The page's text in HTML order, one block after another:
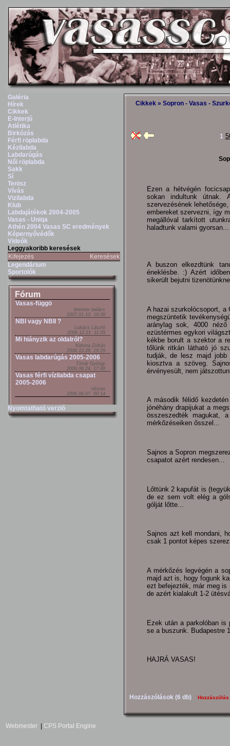
Galéria
Hírek
Cikkek
E-Interjú
Atlétika
Birkózás
Férfi röplabda
Kézilabda
Labdarúgás
Női röplabda
Sakk
Sí
Tenisz
Vívás
Vizilabda
Klub
Labdajátékok 2004-2005
Vasas - Uniqa
Athén 2004 Vasas SC eredmények
Képernyővédők
Videók
Leggyakoribb keresések
Kifejezés
Keresések
Legendárium
Sportolók
Fórum
Vasas-függö
brenner balázs
2007.01.10. 19:39
NBI vagy NBII ?
Lukács László
2006.12.21. 11:05
Mi hiányzik az oldalról?
Katona Zoltán
2006.10.28. 19:29
Vasas labdarúgás 2005-2006
Timár György
2006.06.24. 17:48
Vasas férfi vízilabda csapat
2005-2006
skizoo
2006.06.07. 00:14
Nyomtatható verzió
Cikkek » Sopron - Vasas -
1
Ezen a hétvégén
sokan indultunk útnak.
szervezésének
embereket szervezni, így
megállóval tarkított
haladtunk valami gyorsan...
A buszon elkezdtünk
éneklésbe. :) Azért
sikerült bejutni
A hazai szurkolócsoport,
megszüntetik
aránylag sok, 4000
ezüstérmes egykori
kékbe borult a szektor a
tőlünk ritkán látható jó
tudják, de lesz majd
kiosztva a szöveg.
érvényesült, nem
A második félidő
jónéhány drapijukat a
összeszedték magukat,
mérkőzéseiken ősszel...
Sajnos a Sopron
csapatot azért rendesen...
Lőttünk 2 kapufát is
de ez sem volt elég a
gólját lőtte...
Sajnos azt kell mondani,
csak 1 pontot képes
A mérkőzés legvégén a
majd azt is, hogy fogunk
ezt befejezték, már meg is
de azért kialakult 1-2
Ezek után a parkolóban
se a buszunk. Budapestre
HAJRÁ VASAS!
Hozzászólások (6 db) Hozzászólás
Webmester CPS Portal Engine